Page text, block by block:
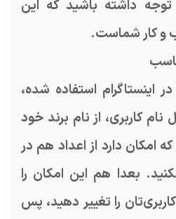
داشته باشید که این
و کار شماست.
اینستاگرام استفاده شده،
کاربری، از نام برند خود
امکان دارد از اعداد هم در
بعدا هم این امکان را
را تغییر دهید، پس